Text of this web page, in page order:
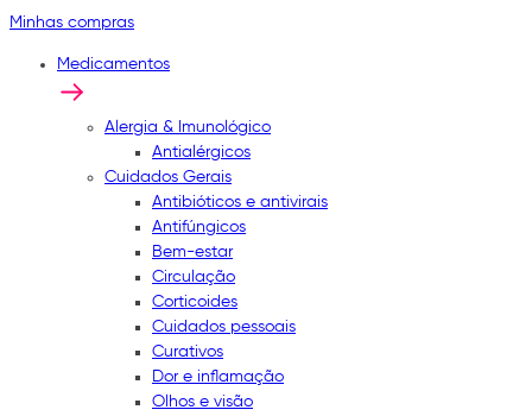
Minhas compras
Medicamentos
Alergia & Imunológico
Antialérgicos
Cuidados Gerais
Antibióticos e antivirais
Antifúngicos
Bem-estar
Circulação
Corticoides
Cuidados pessoais
Curativos
Dor e inflamação
Olhos e visão